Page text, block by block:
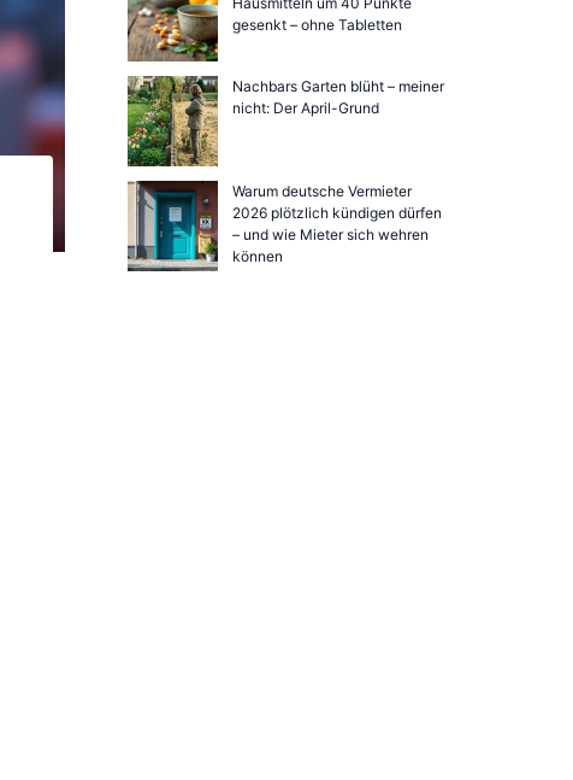
gesenkt – ohne Tabletten
Nachbars Garten blüht – meiner
nicht: Der April-Grund
Warum deutsche Vermieter
2026 plötzlich kündigen dürfen
– und wie Mieter sich wehren
können